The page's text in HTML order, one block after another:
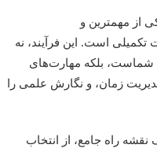
و
است. این فرآیند، نه
بلکه مهارت‌های
زمان، و نگارش علمی را
راه جامع، از انتخاب